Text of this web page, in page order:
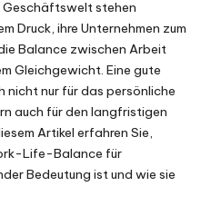
Geschäftswelt stehen
Druck, ihre Unternehmen zum
Balance zwischen Arbeit
Gleichgewicht. Eine gute
nur für das persönliche
auch für den langfristigen
Artikel erfahren Sie,
Life-Balance für
Bedeutung ist und wie sie